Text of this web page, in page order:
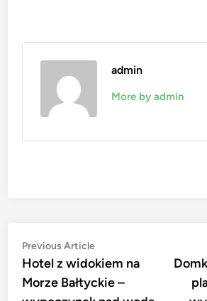
admin
More by admin
Nawigacja
wpisu
Previous ArticlePrevious
article:
Hotel z widokiem na
Morze Bałtyckie –